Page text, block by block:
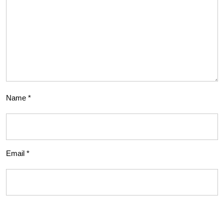
Name *
Email *